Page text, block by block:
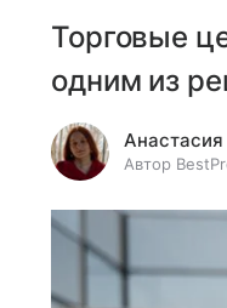
Торговые
одним из
Автор